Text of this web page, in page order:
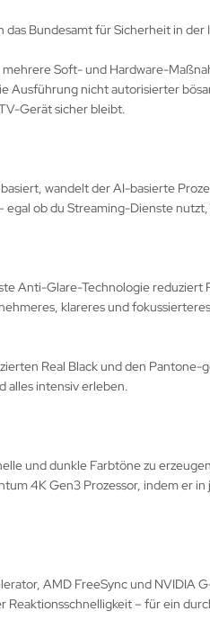
Bundesamt für Sicherheit in
Soft- und Hardware-
Ausführung nicht autorisierter
Gerät sicher bleibt.
wandelt der AI-basierte
ob du Streaming-Dienste
Anti-Glare-Technologie reduziert
klareres und
Real Black und den
alles intensiv erleben.
und dunkle Farbtöne zu
4K Gen3 Prozessor, indem er
AMD FreeSync und NVIDIA
– für ein